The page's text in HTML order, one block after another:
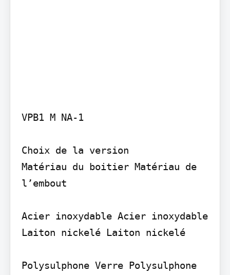
VPB1 M NA-1
Choix de la version
Matériau du boitier Matériau de
l’embout
Acier inoxydable Acier inoxydable
Laiton nickelé Laiton nickelé
Polysulphone Verre Polysulphone